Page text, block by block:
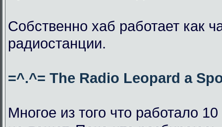
Собственно хаб работает как
радиостанции.
=^.^= The Radio Leopard a
Многое из того что работало